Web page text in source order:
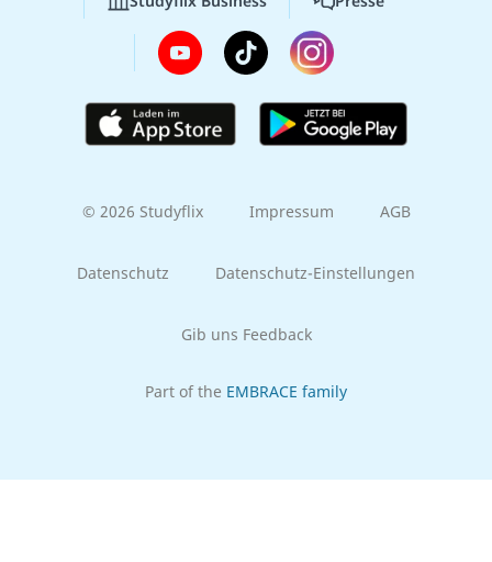
© 2026 Studyflix Impressum AGB
Datenschutz Datenschutz-Einstellungen
Gib uns Feedback
Part of the EMBRACE family